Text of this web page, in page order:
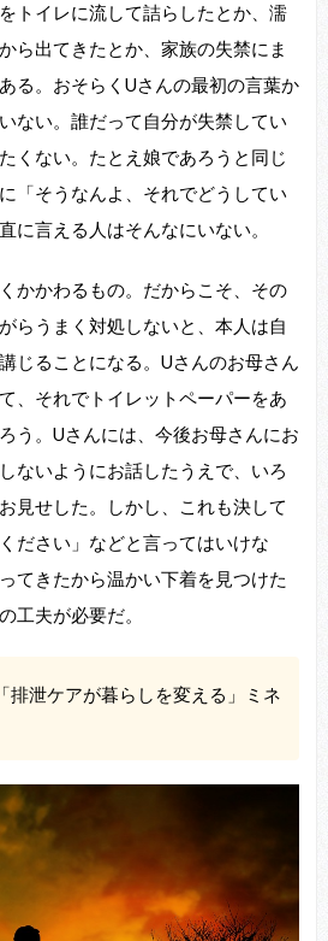
トイレに流して詰らしたとか、濡
ら出てきたとか、家族の失禁にま
る。おそらくUさんの最初の言葉か
ない。誰だって自分が失禁してい
くない。たとえ娘であろうと同じ
「そうなんよ、それでどうしてい
に言える人はそんなにいない。
かかわるもの。だからこそ、その
らうまく対処しないと、本人は自
じることになる。Uさんのお母さん
、それでトイレットペーパーをあ
う。Uさんには、今後お母さんにお
ないようにお話したうえで、いろ
見せした。しかし、これも決して
ださい」などと言ってはいけな
てきたから温かい下着を見つけた
工夫が必要だ。
排泄ケアが暮らしを変える」ミネ